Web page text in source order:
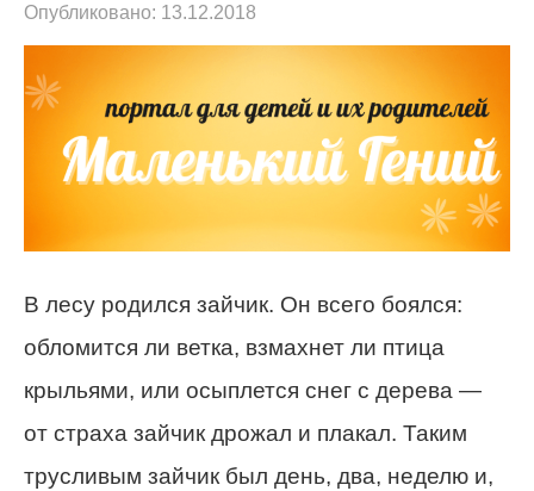
Опубликовано: 13.12.2018
В лесу родился зайчик. Он всего боялся:
обломится ли ветка, взмахнет ли птица
крыльями, или осыплется снег с дерева —
от страха зайчик дрожал и плакал. Таким
трусливым зайчик был день, два, неделю и,